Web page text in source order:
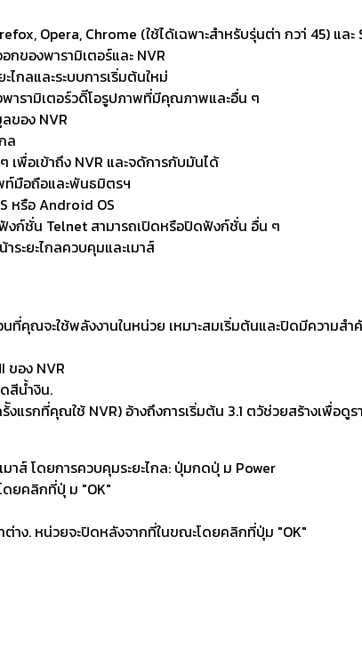
Opera, Chrome (ใช้ได้เฉพาะสำหรับรุ่นต่า กวา่ 45) และ
กของพารามิเตอร์และ NVR
ไกลและระบบการเริ่มต้นใหม่
ารามิเตอร์วดิีโอรูปภาพที่มีคุณภาพและอื่น ๆ
ของ NVR
ล
พื่อเข้าถึง NVR และจดัการกับมันได้
ท์มือถือและพันธมิตรฯ
หรือ Android OS
ฟังก์ชั่น Telnet สามารถเปิดหรือปิดฟังก์ชั่น อื่น ๆ
ะยะไกลควบคุมและเมาส์
ที่คุณจะใช้พลังงานในหน่วย เหมาะสมเริ่มต้นและปิดมีความ
ของ NVR
สีน้ำงิน.
รกที่คุณใช้ NVR) อ้างถึงการเริ่มต้น 3.1 ตวัช่วยสร้างเพื่อดูร
าส์ โดยการควบคุมระยะไกล: ปุ่มกดปุ่ ม Power
ดยคลิกที่ปุ่ ม "OK"
าง. หน่วยจะปิดหลังจากที่ในขณะโดยคลิกที่ปุ่ม "OK"